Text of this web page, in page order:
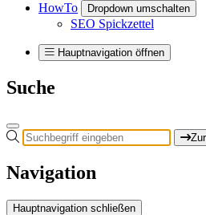
HowTo
Dropdown umschalten
SEO Spickzettel
Hauptnavigation öffnen
Suche
Navigation
Hauptnavigation schließen